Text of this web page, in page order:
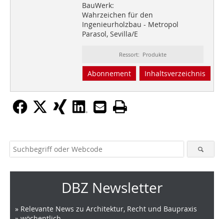
BauWerk:
Wahrzeichen für den
Ingenieurholzbau - Metropol
Parasol, Sevilla/E
Ressort: Produkte
Abonnement Inhaltsverzeichnis
DBZ Newsletter
» Relevante News zu Architektur, Recht und Baupraxis